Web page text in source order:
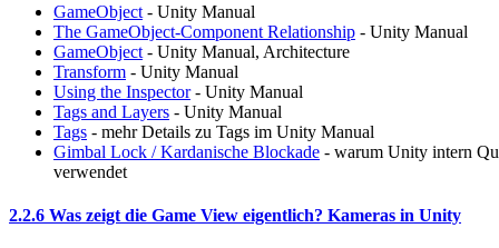
GameObject - Unity Manual
The GameObject-Component Relationship - Unity Manual
GameObject - Unity Manual, Architecture
Transform - Unity Manual
Using the Inspector- Unity Manual
Tags and Layers - Unity Manual
Tags - mehr Details zu Tags im Unity Manual
Gimbal Lock / Kardanische Blockade - warum Unity intern
verwendet
2.2.6 Was zeigt die Game View eigentlich? Kameras in Unity